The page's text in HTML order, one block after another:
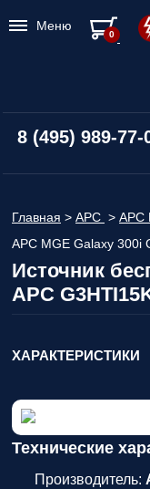
8 (495) 989-77-
Главная > APC > APC
APC MGE Galaxy 300i
Источник
APC
ХАРАКТЕРИСТИКИ
Технические
Производитель:
Меню
0